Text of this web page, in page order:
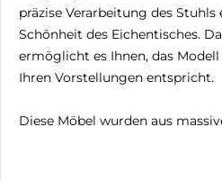
präzise Verarbeitung des
Schönheit des Eichentisches.
ermöglicht es Ihnen, das Modell
Ihren Vorstellungen entspricht.
Diese Möbel wurden aus